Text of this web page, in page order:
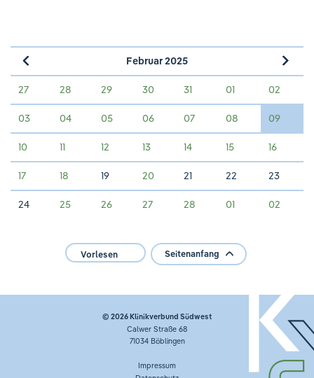
«
Februar 2025 »
27 28 29 30 31 01 02
03 04 05 06 07 08 09
10 11 12 13 14 15 16
17 18 19 20 21 22 23
24 25 26 27 28 01 02
Vorlesen Seitenanfang
© 2026Klinikverbund Südwest
Calwer Straße 68
71034 Böblingen
Impressum